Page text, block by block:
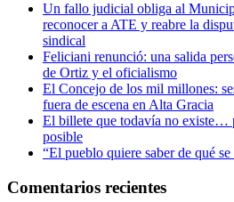
Un fallo judicial obliga al
reconocer a ATE y reabre la
sindical
Feliciani renunció: una salida
de Ortiz y el oficialismo
El Concejo de los mil millones:
fuera de escena en Alta Gracia
El billete que todavía no existe…
posible
“El pueblo quiere saber de qué se
Comentarios recientes